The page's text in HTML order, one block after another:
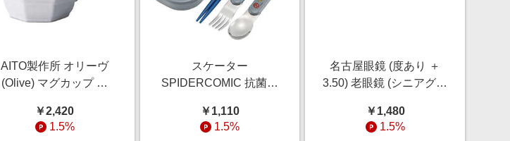
AITO製作所 オリーヴ
(Olive) マグカップ 約
111143
￥2,420
1.5%
スケーター
SPIDERCOMIC 抗菌食
TACC2AG
￥1,110
1.5%
名古屋眼鏡 (度あり ＋
3.50) 老眼鏡 (シニアグラ
ククリアボストン
4480_35
￥1,480
1.5%